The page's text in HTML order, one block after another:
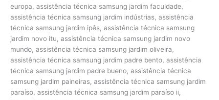
europa, assistência técnica samsung jardim faculdade,
assistência técnica samsung jardim indústrias, assistência
técnica samsung jardim ipês, assistência técnica samsung
jardim novo itu, assistência técnica samsung jardim novo
mundo, assistência técnica samsung jardim oliveira,
assistência técnica samsung jardim padre bento, assistência
técnica samsung jardim padre bueno, assistência técnica
samsung jardim paineiras, assistência técnica samsung jardim
paraíso, assistência técnica samsung jardim paraíso ii,